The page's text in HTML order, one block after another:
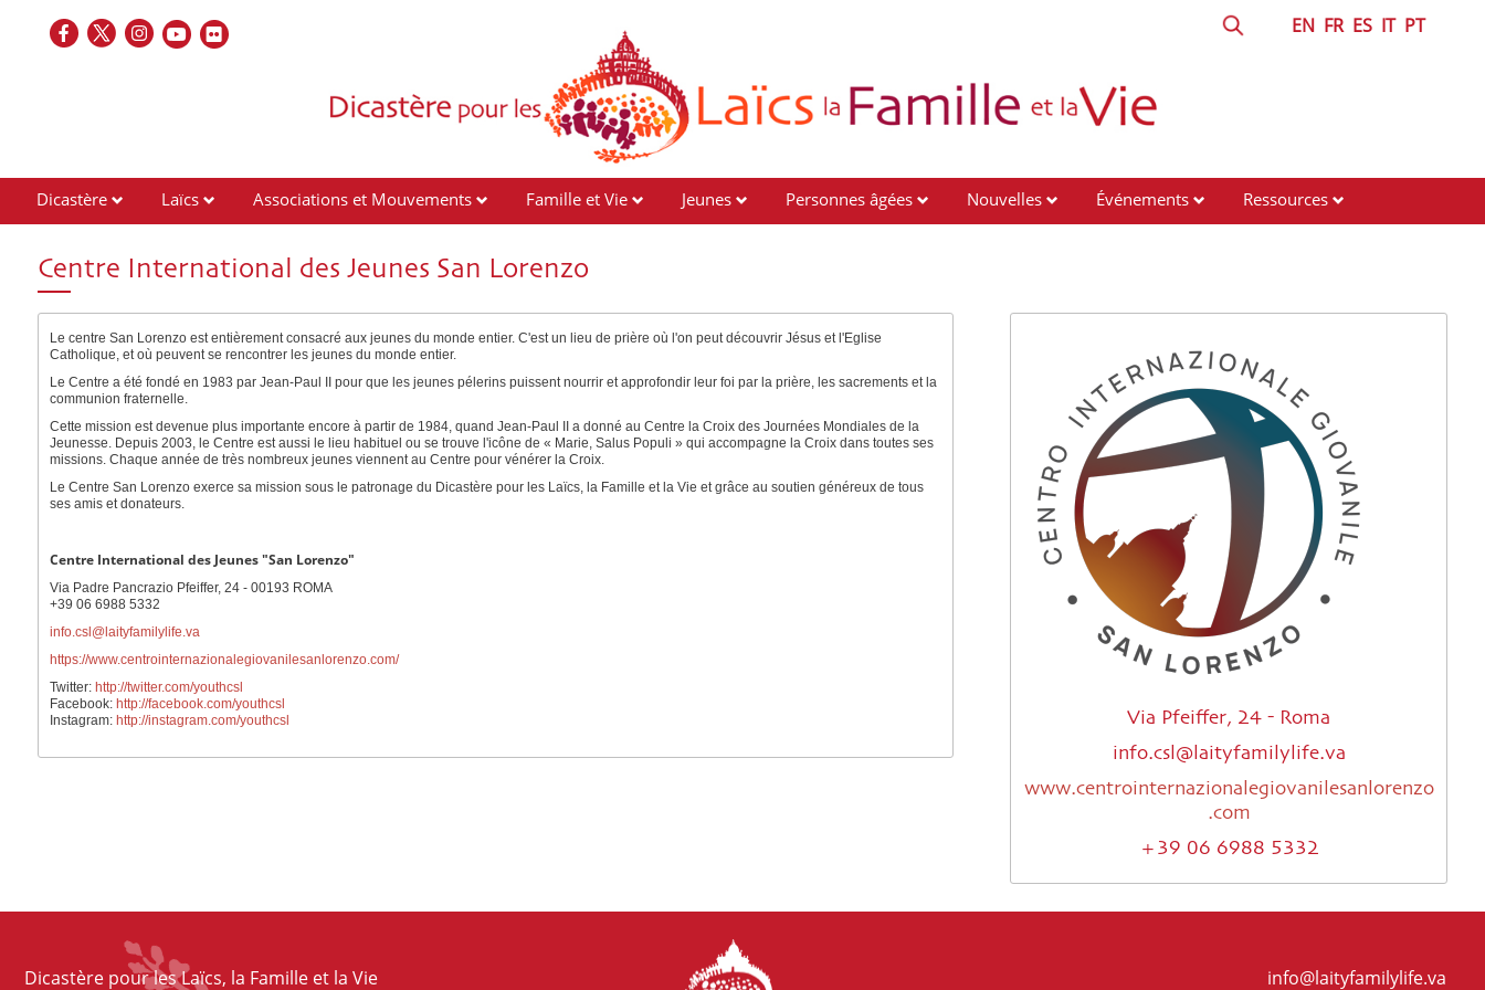
EN FR ES IT PT
Dicastère Laïcs Associations et Mouvements Famille et Vie Jeunes Personnes âgées Nouvelles Événements
Ressources
Centre International des Jeunes San Lorenzo
Le centre San Lorenzo est entièrement consacré aux jeunes du monde entier. C'est un lieu de prière où l'on peut découvrir Jésus et l'Eglise
Catholique, et où peuvent se rencontrer les jeunes du monde entier.
Le Centre a été fondé en 1983 par Jean-Paul II pour que les jeunes pélerins puissent nourrir et approfondir leur foi par la prière, les sacrements et la
communion fraternelle.
Cette mission est devenue plus importante encore à partir de 1984, quand Jean-Paul II a donné au Centre la Croix des Journées Mondiales de la
Jeunesse. Depuis 2003, le Centre est aussi le lieu habituel ou se trouve l'icône de « Marie, Salus Populi » qui accompagne la Croix dans toutes ses
missions. Chaque année de très nombreux jeunes viennent au Centre pour vénérer la Croix.
Le Centre San Lorenzo exerce sa mission sous le patronage du Dicastère pour les Laïcs, la Famille et la Vie et grâce au soutien généreux de tous
ses amis et donateurs.
Centre International des Jeunes "San Lorenzo"
Via Padre Pancrazio Pfeiffer, 24 - 00193 ROMA
+39 06 6988 5332
info.csl@laityfamilylife.va
https://www.centrointernazionalegiovanilesanlorenzo.com/
Twitter: http://twitter.com/youthcsl
Facebook: http://facebook.com/youthcsl
Instagram: http://instagram.com/youthcsl
Via Pfeiffer, 24 - Roma
info.csl@laityfamilylife.va
www.centrointernazionalegiovanilesanlorenzo
.com
+39 06 6988 5332
Dicastère pour les Laïcs, la Famille et la Vie
info@laityfamilylife.va